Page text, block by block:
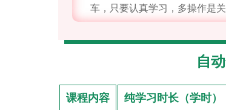
车，只要认真学习，多操作是
自
课程内容 纯学习时长（学时）